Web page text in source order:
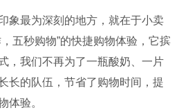
象最为深刻的地方，就在于小卖
五秒购物”的快捷购物体验，它摈
，我们不再为了一瓶酸奶、一片
长的队伍，节省了购物时间，提
体验。